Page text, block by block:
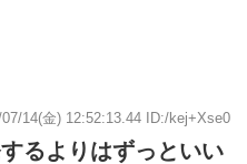
07/14(金) 12:52:13.44 ID:/kej+Xse0
るよりはずっといい